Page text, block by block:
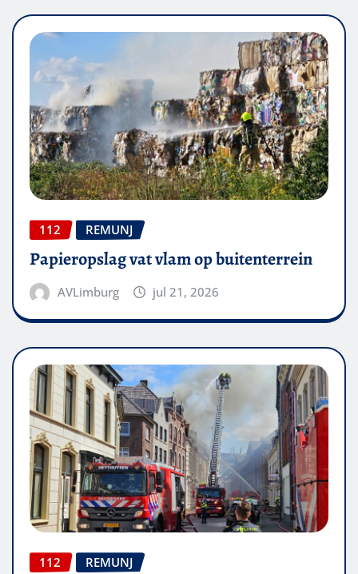
112 REMUNJ
Papieropslag vat vlam op buitenterrein
AVLimburg jul 21, 2026
112 REMUNJ